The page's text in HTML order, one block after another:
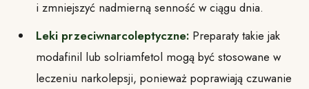
i zmniejszyć nadmierną senność w ciągu dnia.
Leki przeciwnarcoleptyczne:Preparaty takie jak
modafinil lub solriamfetol mogą być stosowane w
leczeniu narkolepsji, ponieważ poprawiają czuwanie